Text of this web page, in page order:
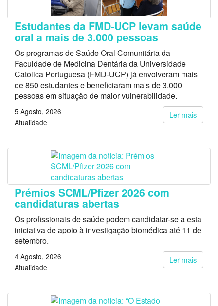
Estudantes da FMD-UCP levam saúde
oral a mais de 3.000 pessoas
Os programas de Saúde Oral Comunitária da
Faculdade de Medicina Dentária da Universidade
Católica Portuguesa (FMD-UCP) já envolveram mais
de 850 estudantes e beneficiaram mais de 3.000
pessoas em situação de maior vulnerabilidade.
Ler mais
5 Agosto, 2026
Atualidade
Prémios SCML/Pfizer 2026 com
candidaturas abertas
Os profissionais de saúde podem candidatar-se a esta
iniciativa de apoio à investigação biomédica até 11 de
setembro.
Ler mais
4 Agosto, 2026
Atualidade